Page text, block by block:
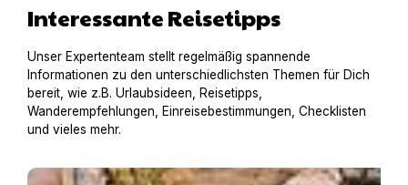
Interessante Reisetipps
Unser Expertenteam stellt regelmäßig spannende
Informationen zu den unterschiedlichsten Themen für Dich
bereit, wie z.B. Urlaubsideen, Reisetipps,
Wanderempfehlungen, Einreisebestimmungen, Checklisten
und vieles mehr.
Hausboot mit Hund